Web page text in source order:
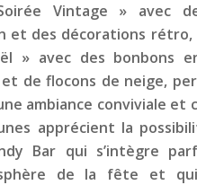
Vintage » avec
et des décorations rétro,
» avec des bonbons
et de flocons de neige,
ambiance conviviale et
apprécient la
Bar qui s’intègre
de la fête et